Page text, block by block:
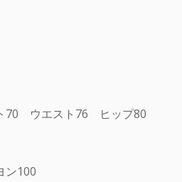
70 ウエスト76 ヒップ80
100